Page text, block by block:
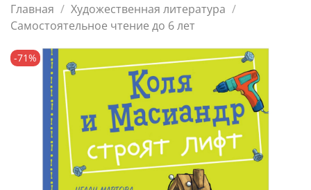
Главная
Художественная литература
Самостоятельное чтение до 6 лет
-71%